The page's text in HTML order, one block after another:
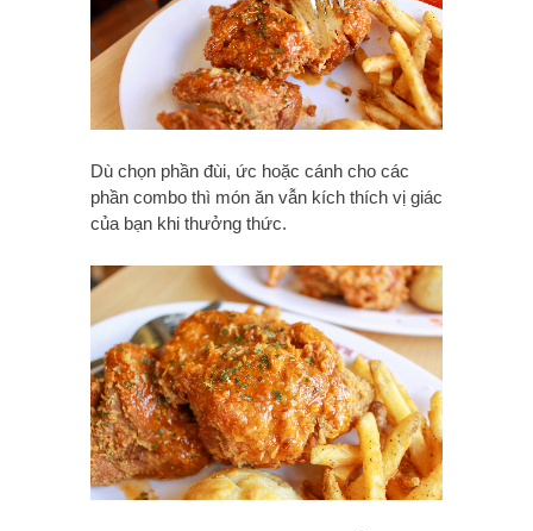
Dù chọn phần đùi, ức hoặc cánh cho các
phần combo thì món ăn vẫn kích thích vị giác
của bạn khi thưởng thức.